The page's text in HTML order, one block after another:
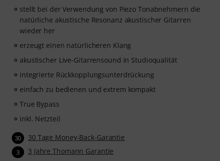
stellt bei der Verwendung von Piezo Tonabnehmern die
natürliche akustische Resonanz akustischer Gitarren
wieder her
erzeugt einen natürlicheren Klang
akustischer Live-Gitarrensound in Studioqualität
integrierte Rückkopplungsunterdrückung
einfach zu bedienen und extrem kompakt
True Bypass
inkl. Netzteil
30 30 Tage Money-Back-Garantie
3 3 Jahre Thomann Garantie